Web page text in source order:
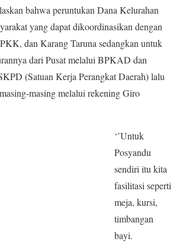
bahwa peruntukan Dana Kelurahan
yang dapat dikoordinasikan dengan
dan Karang Taruna sedangkan untuk
dari Pusat melalui BPKAD dan
(Satuan Kerja Perangkat Daerah) lalu
masing melalui rekening Giro
‘’Untuk
Posyandu
sendiri itu kita
fasilitasi seperti
meja, kursi,
timbangan
bayi.